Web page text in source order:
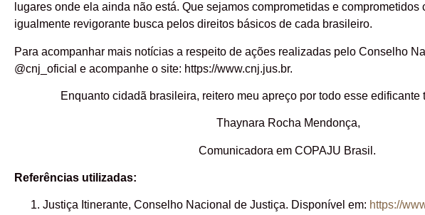
lugares onde ela ainda não está. Que sejamos comprometidas e comprometidos
igualmente revigorante busca pelos direitos básicos de cada brasileiro.
Para acompanhar mais notícias a respeito de ações realizadas pelo Conselho
@cnj_oficial e acompanhe o site: https://www.cnj.jus.br.
Enquanto cidadã brasileira, reitero meu apreço por todo esse edificante
Thaynara Rocha Mendonça,
Comunicadora em COPAJU Brasil.
Referências utilizadas:
Justiça Itinerante, Conselho Nacional de Justiça. Disponível em: https://